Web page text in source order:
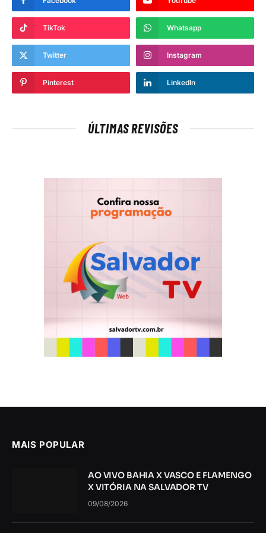
TikTok Whatsapp
Twitter Instagram
Pinterest LinkedIn
ÚLTIMAS REVISÕES
MAIS POPULAR
AO VIVO BAHIA X VASCO E FLAMENGO
X VITÓRIA NA SALVADOR TV
09/08/2026